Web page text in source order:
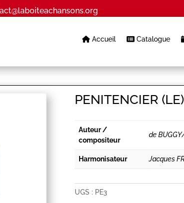
Accueil Catalogue
PENITENCIER (LE)
Auteur /
compositeur
de
Harmonisateur Jacques
UGS : PE3